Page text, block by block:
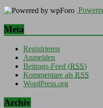
Meta
Registrieren
Anmelden
Beitrags-Feed (RSS)
Kommentare als RSS
WordPress.org
Archiv